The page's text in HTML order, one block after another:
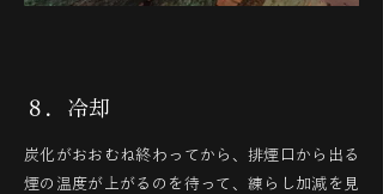
炭化がおおむね終わってから、排煙口から出る
煙の温度が上がるのを待って、練らし加減を見
８．冷却